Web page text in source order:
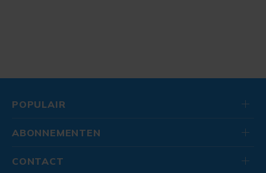
POPULAIR
ABONNEMENTEN
CONTACT